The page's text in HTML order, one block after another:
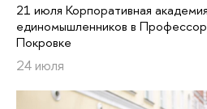
21 июля Корпоративная
единомышленников в
Покровке
24 июля